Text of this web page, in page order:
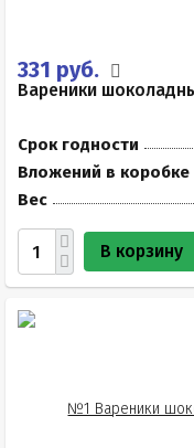
331 руб.
Вареники
Срок годности
Вложений в коробке
Вес
В корзину